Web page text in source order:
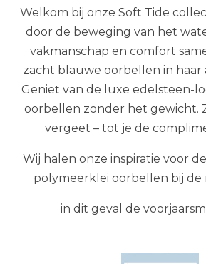
Welkom bij onze Soft Tide
door de beweging van het
vakmanschap en comfort
zacht blauwe oorbellen in haar
Geniet van de luxe edelsteen-
oorbellen zonder het gewicht.
vergeet – tot je de
Wij halen onze inspiratie voor
polymeerklei oorbellen bij
in dit geval de